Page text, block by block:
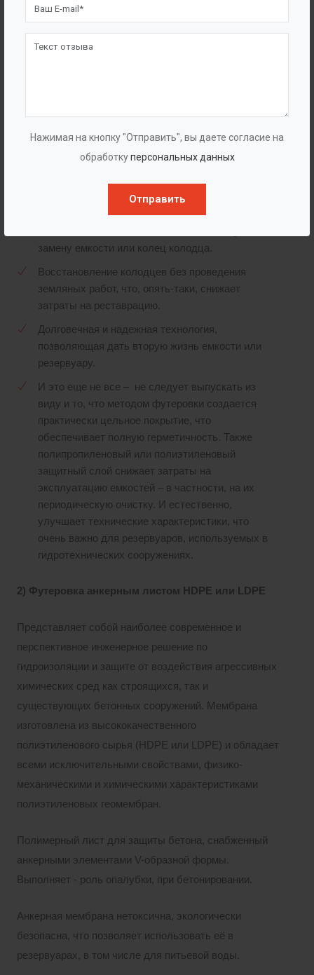
Нажимая на кнопку "Отправить", вы даете согласие на
обработкуперсональных данных
Отправить
листового материала, и высококачественная
месту. Процесс этот весьма сложный, но, тем не
Экономия времени и средств, связанных с
и колодцев. Работы по футеровке производятся
достаточно быстро, а затраты на этот процесс
замену емкости или колец колодца.
Восстановление колодцев без проведения
земляных работ, что, опять-таки, снижает
затраты на реставрацию.
Долговечная и надежная технология,
позволяющая дать вторую жизнь емкости или
резервуару.
И это еще не все – не следует выпускать из
виду и то, что методом футеровки создается
практически цельное покрытие, что
обеспечивает полную герметичность. Также
полипропиленовый или полиэтиленовый
защитный слой снижает затраты на
эксплуатацию емкостей – в частности, на их
периодическую очистку. И естественно,
улучшает технические характеристики, что
очень важно для резервуаров, используемых в
гидротехнических сооружениях.
2) Футеровка анкерным листом HDPE или LDPE
Представляет собой наиболее современное и
перспективное инженерное решение по
гидроизоляции и защите от воздействия агрессивных
химических сред как строящихся, так и
существующих бетонных сооружений. Мембрана
изготовлена из высококачественного
полиэтиленового сырья (HDPE или LDPE) и обладает
всеми исключительными свойствами, физико-
механическими и химическими характеристиками
полиэтиленовых геомембран.
Полимерный лист для защиты бетона, снабженный
анкерными элементами V-образной формы.
Выполняет - роль опалубки, при бетонировании.
Анкерная мембрана нетоксична, экологически
безопасна, что позволяет использовать её в
резервуарах, в том числе для питьевой воды.